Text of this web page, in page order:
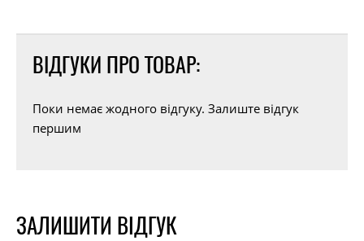
ВІДГУКИ ПРО ТОВАР:
Поки немає жодного відгуку. Залиште відгук
першим
ЗАЛИШИТИ ВІДГУК